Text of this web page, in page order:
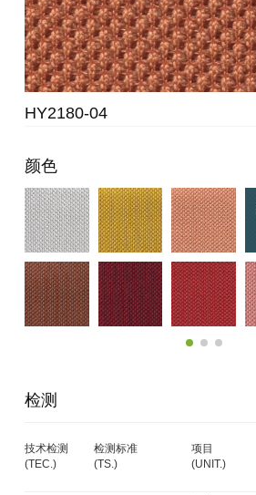
HY2180-04
颜色
检测
技术检测
(TEC.)
检测标准
(TS.)
项目
(UNIT.)